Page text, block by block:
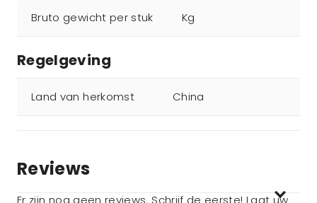
Bruto gewicht per stuk Kg
Regelgeving
Land van herkomst China
Reviews
Er zijn nog geen reviews. Schrijf de eerste! Laat uw